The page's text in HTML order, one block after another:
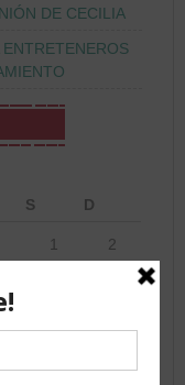
DE CECILIA
S D
1 2
15 16